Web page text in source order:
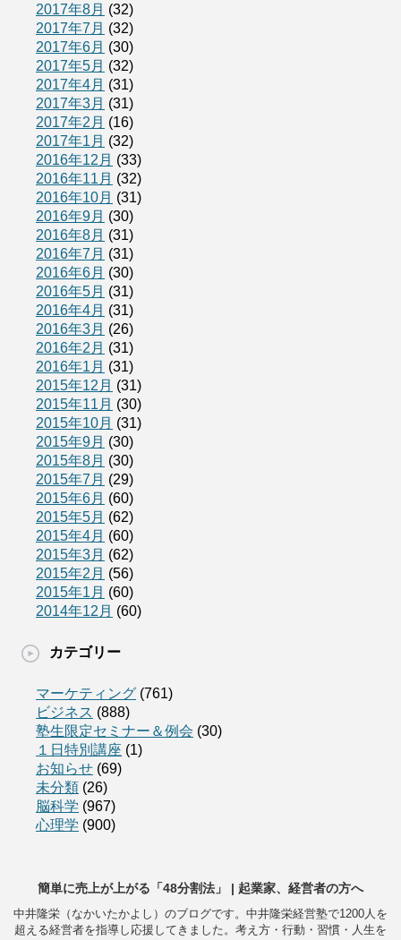
2017年8月 (32)
2017年7月 (32)
2017年6月 (30)
2017年5月 (32)
2017年4月 (31)
2017年3月 (31)
2017年2月 (16)
2017年1月 (32)
2016年12月 (33)
2016年11月 (32)
2016年10月 (31)
2016年9月 (30)
2016年8月 (31)
2016年7月 (31)
2016年6月 (30)
2016年5月 (31)
2016年4月 (31)
2016年3月 (26)
2016年2月 (31)
2016年1月 (31)
2015年12月 (31)
2015年11月 (30)
2015年10月 (31)
2015年9月 (30)
2015年8月 (30)
2015年7月 (29)
2015年6月 (60)
2015年5月 (62)
2015年4月 (60)
2015年3月 (62)
2015年2月 (56)
2015年1月 (60)
2014年12月 (60)
カテゴリー
マーケティング (761)
ビジネス (888)
塾生限定セミナー＆例会 (30)
１日特別講座 (1)
お知らせ (69)
未分類 (26)
脳科学 (967)
心理学 (900)
簡単に売上が上がる「48分割法」 | 起業家、経営者の方へ
中井隆栄（なかいたかよし）のブログです。中井隆栄経営塾で1200人を
超える経営者を指導し応援してきました。考え方・行動・習慣・人生を